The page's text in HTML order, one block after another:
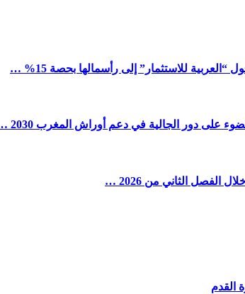
للاستثمار” إلى رأسمالها بحصة 15% …
على دور الجالية في دعم أوراش المغرب 2030 …
القدم